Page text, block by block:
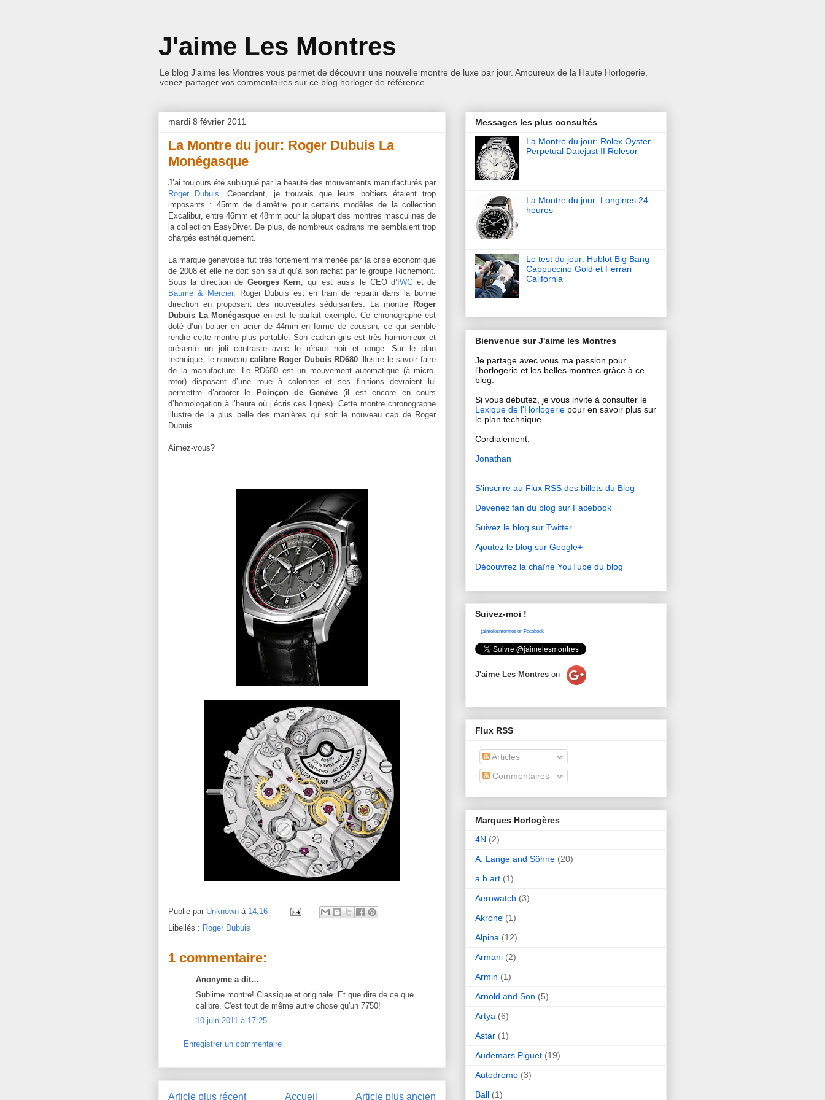
J'aime Les Montres
Le blog J'aime les Montres vous permet de découvrir une nouvelle montre de luxe par jour. Amoureux de la Haute Horlogerie,
venez partager vos commentaires sur ce blog horloger de référence.
mardi 8 février 2011
La Montre du jour: Roger Dubuis La
Monégasque
J’ai toujours été subjugué par la beauté des mouvements manufacturés par
Roger Dubuis. Cependant, je trouvais que leurs boîtiers étaient trop
imposants : 45mm de diamètre pour certains modèles de la collection
Excalibur, entre 46mm et 48mm pour la plupart des montres masculines de
la collection EasyDiver. De plus, de nombreux cadrans me semblaient trop
chargés esthétiquement.
La marque genevoise fut très fortement malmenée par la crise économique
de 2008 et elle ne doit son salut qu’à son rachat par le groupe Richemont.
Sous la direction de Georges Kern, qui est aussi le CEO d’ IWC et de
Baume & Mercier, Roger Dubuis est en train de repartir dans la bonne
direction en proposant des nouveautés séduisantes. La montre
Roger
Dubuis La Monégasque en est le parfait exemple. Ce chronographe est
doté d’un boitier en acier de 44mm en forme de coussin, ce qui semble
rendre cette montre plus portable. Son cadran gris est très harmonieux et
présente un joli contraste avec le réhaut noir et rouge. Sur le plan
technique, le nouveaucalibre Roger Dubuis RD680 illustre le savoir faire
de la manufacture. Le RD680 est un mouvement automatique (à micro-
rotor) disposant d’une roue à colonnes et ses finitions devraient lui
permettre d’arborer le
Poinçon de Genève(il est encore en cours
d’homologation à l’heure où j’écris ces lignes). Cette montre chronographe
illustre de la plus belle des manières qui soit le nouveau cap de Roger
Dubuis.
Aimez-vous?
Publié par Unknown à 14:16
Libellés : Roger Dubuis
1 commentaire:
Anonyme a dit…
Sublime montre! Classique et originale. Et que dire de ce que
calibre. C'est tout de même autre chose qu'un 7750!
10 juin 2011 à 17:25
Enregistrer un commentaire
Article plus récent Article plus ancien
Accueil
Messages les plus consultés
La Montre du jour: Rolex Oyster
Perpetual Datejust II Rolesor
La Montre du jour: Longines 24
heures
Le test du jour: Hublot Big Bang
Cappuccino Gold et Ferrari
California
Bienvenue sur J'aime les Montres
Je partage avec vous ma passion pour
l'horlogerie et les belles montres grâce à ce
blog.
Si vous débutez, je vous invite à consulter le
Lexique de l'Horlogerie pour en savoir plus sur
le plan technique.
Cordialement,
Jonathan
S'inscrire au Flux RSS des billets du Blog
Devenez fan du blog sur Facebook
Suivez le blog sur Twitter
Ajoutez le blog sur Google+
Découvrez la chaîne YouTube du blog
Suivez-moi !
jaimelesmontres on Facebook
J'aime Les Montres on
Flux RSS
Articles
Commentaires
Marques Horlogères
4N (2)
A. Lange and Söhne (20)
a.b.art (1)
Aerowatch (3)
Akrone (1)
Alpina (12)
Armani (2)
Armin (1)
Arnold and Son (5)
Artya (6)
Astar (1)
Audemars Piguet (19)
Autodromo (3)
Ball (1)